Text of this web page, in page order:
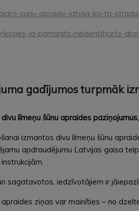
sunu-apraide-latvija-ka-ta-
ja-pamanits-neidentificets-
gadījumos turpmāk
līmeņu šūnu apraides
izmantos divu līmeņu šūnu
apdraudējumu Latvijas gaisa
sagatavotos, iedzīvotājiem ir
ziņas var mainīties – no